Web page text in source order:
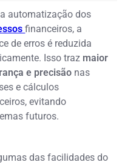
automatização dos
financeiros, a
de erros é reduzida
Isso traz maior
e precisão nas
e cálculos
evitando
futuros.
das facilidades do